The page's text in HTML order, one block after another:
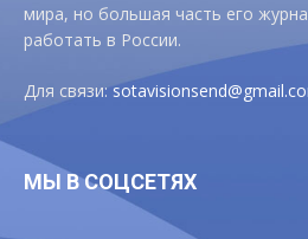
мира, но большая часть его
работать в России.
Для связи:
МЫ В СОЦСЕТЯХ